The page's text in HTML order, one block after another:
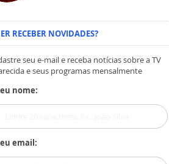
RECEBER NOVIDADES?
seu e-mail e receba notícias sobre a TV
e seus programas mensalmente
nome:
email: